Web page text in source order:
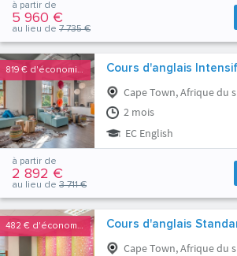
à partir de
5 960 €
au lieu de 7 735 €
819 € d'économies Cours d'anglais Intensif
Cape Town, Afrique du
2 mois
EC English
à partir de
2 892 €
au lieu de 3 711 €
482 € d'économies Cours d'anglais
Cape Town, Afrique du